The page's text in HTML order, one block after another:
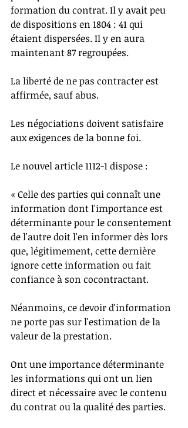
formation du contrat. Il y avait peu
de dispositions en 1804 : 41 qui
étaient dispersées. Il y en aura
maintenant 87 regroupées.
La liberté de ne pas contracter est
affirmée, sauf abus.
Les négociations doivent satisfaire
aux exigences de la bonne foi.
Le nouvel article 1112-1 dispose :
« Celle des parties qui connaît une
information dont l'importance est
déterminante pour le consentement
de l'autre doit l'en informer dès lors
que, légitimement, cette dernière
ignore cette information ou fait
confiance à son cocontractant.
Néanmoins, ce devoir d'information
ne porte pas sur l'estimation de la
valeur de la prestation.
Ont une importance déterminante
les informations qui ont un lien
direct et nécessaire avec le contenu
du contrat ou la qualité des parties.